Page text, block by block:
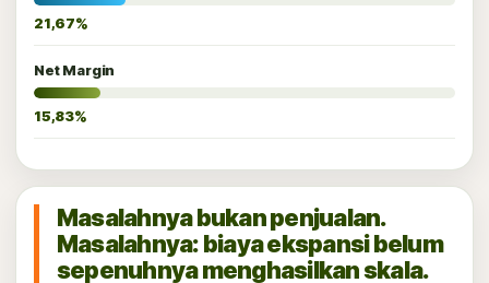
21,67%
Net Margin
15,83%
Masalahnya bukan penjualan.
Masalahnya: biaya ekspansi belum
sepenuhnya menghasilkan skala.